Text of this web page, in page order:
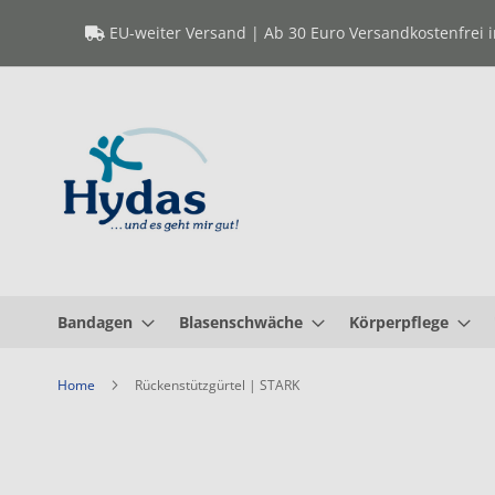
Direkt
zum
Inhalt
EU-weiter Versand | Ab 30 Euro Versandkostenfrei
Bandagen Blasenschwäche Körperpflege
Home Rückenstützgürtel | STARK